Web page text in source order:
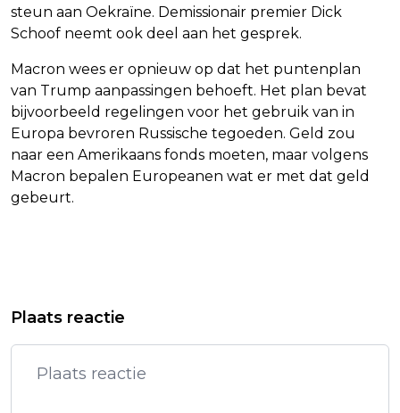
steun aan Oekraïne. Demissionair premier Dick
Schoof neemt ook deel aan het gesprek.
Macron wees er opnieuw op dat het puntenplan
van Trump aanpassingen behoeft. Het plan bevat
bijvoorbeeld regelingen voor het gebruik van in
Europa bevroren Russische tegoeden. Geld zou
naar een Amerikaans fonds moeten, maar volgens
Macron bepalen Europeanen wat er met dat geld
gebeurt.
ABN AMRO DOOR GROOT
KING COMBS HOOPT DAT VADER
DIDDY SPOEDIG VRIJKOMT
Plaats reactie